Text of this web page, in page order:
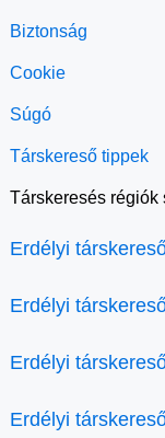
Biztonság
Cookie
Súgó
Társkereső tippek
Társkeresés régiók
Erdélyi
Erdélyi
Erdélyi
Erdélyi